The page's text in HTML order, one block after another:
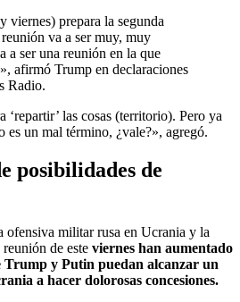
viernes) prepara la segunda
va a ser muy, muy
a ser una reunión en la que
afirmó Trump en declaraciones
Radio.
‘repartir’ las cosas (territorio). Pero ya
es un mal término, ¿vale?», agregó.
posibilidades de
ofensiva militar rusa en Ucrania y la
de este viernes han aumentado
Trump y Putin puedan alcanzar un
a hacer dolorosas concesiones.